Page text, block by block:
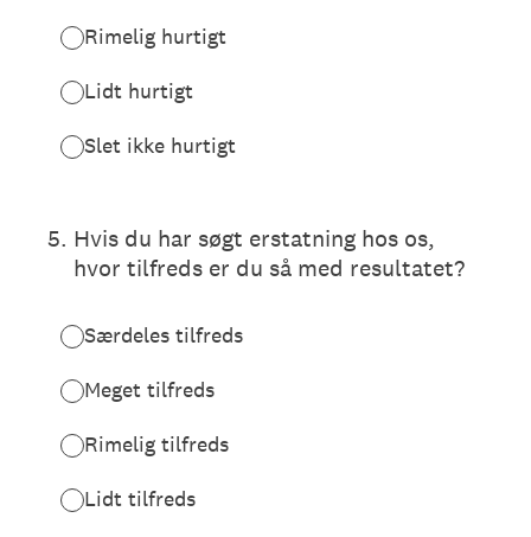
Rimelig hurtigt
Lidt hurtigt
Slet ikke hurtigt
5. Hvis du har søgt erstatning hos os,
hvor tilfreds er du så med resultatet?
Særdeles tilfreds
Meget tilfreds
Rimelig tilfreds
Lidt tilfreds